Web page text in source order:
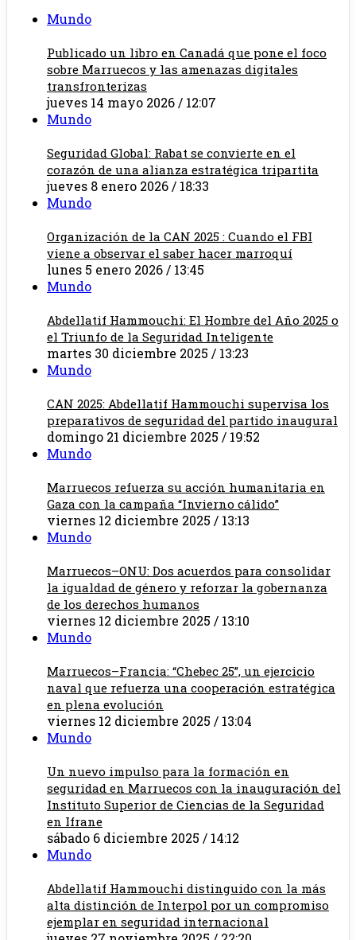
Mundo
Publicado un libro en Canadá que pone el foco
sobre Marruecos y las amenazas digitales
transfronterizas
jueves 14 mayo 2026 / 12:07
Mundo
Seguridad Global: Rabat se convierte en el
corazón de una alianza estratégica tripartita
jueves 8 enero 2026 / 18:33
Mundo
Organización de la CAN 2025 : Cuando el FBI
viene a observar el saber hacer marroquí
lunes 5 enero 2026 / 13:45
Mundo
Abdellatif Hammouchi: El Hombre del Año 2025 o
el Triunfo de la Seguridad Inteligente
martes 30 diciembre 2025 / 13:23
Mundo
CAN 2025: Abdellatif Hammouchi supervisa los
preparativos de seguridad del partido inaugural
domingo 21 diciembre 2025 / 19:52
Mundo
Marruecos refuerza su acción humanitaria en
Gaza con la campaña “Invierno cálido”
viernes 12 diciembre 2025 / 13:13
Mundo
Marruecos–ONU: Dos acuerdos para consolidar
la igualdad de género y reforzar la gobernanza
de los derechos humanos
viernes 12 diciembre 2025 / 13:10
Mundo
Marruecos–Francia: “Chebec 25”, un ejercicio
naval que refuerza una cooperación estratégica
en plena evolución
viernes 12 diciembre 2025 / 13:04
Mundo
Un nuevo impulso para la formación en
seguridad en Marruecos con la inauguración del
Instituto Superior de Ciencias de la Seguridad
en Ifrane
sábado 6 diciembre 2025 / 14:12
Mundo
Abdellatif Hammouchi distinguido con la más
alta distinción de Interpol por un compromiso
ejemplar en seguridad internacional